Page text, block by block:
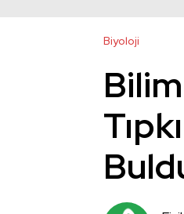
Biyoloji